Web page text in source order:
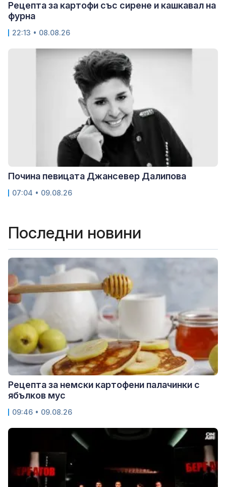
Рецепта за картофи със сирене и кашкавал на
фурна
22:13 • 08.08.26
Почина певицата Джансевер Далипова
07:04 • 09.08.26
Последни новини
Рецепта за немски картофени палачинки с
ябълков мус
09:46 • 09.08.26